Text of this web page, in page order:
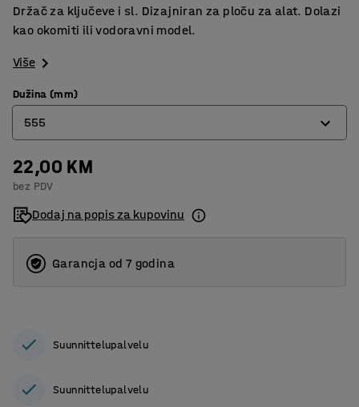
Držač za ključeve i sl. Dizajniran za ploču za alat. Dolazi
kao okomiti ili vodoravni model.
Više
Dužina (mm)
555
200
555
22,00 KM
bez PDV
Dodaj na popis za kupovinu
Garancja od 7 godina
Suunnittelupalvelu
Suunnittelupalvelu